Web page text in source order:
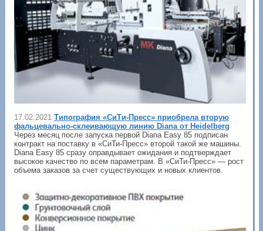
17.02.2021 Типография «СиТи-Пресс» приобрела вторую
фальцевально-склеивающую линию Diana от Heidelberg
Через месяц после запуска первой Diana Easy 85 подписан
контракт на поставку в «СиТи-Пресс» второй такой же машины.
Diana Easy 85 сразу оправдывает ожидания и подтверждает
высокое качество по всем параметрам. В «СиТи-Пресс» — рост
объема заказов за счет существующих и новых клиентов.